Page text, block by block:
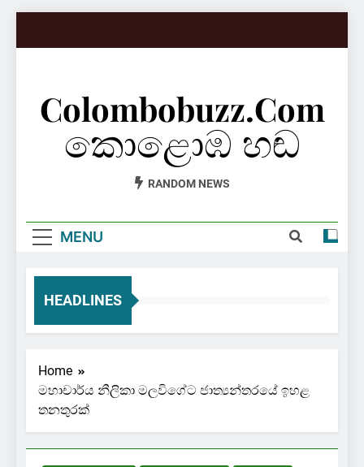
Colombobuzz.com
කොළොඹ හඬ
RANDOM NEWS
MENU
HEADLINES
Home
මහාචාර්ය නීලිකා මලවිගේට ජාත්‍යන්තරයේ ඉහළ
තනතුරක්